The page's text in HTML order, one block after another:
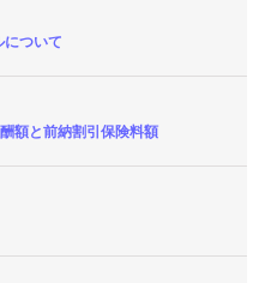
ついて
額と前納割引保険料額